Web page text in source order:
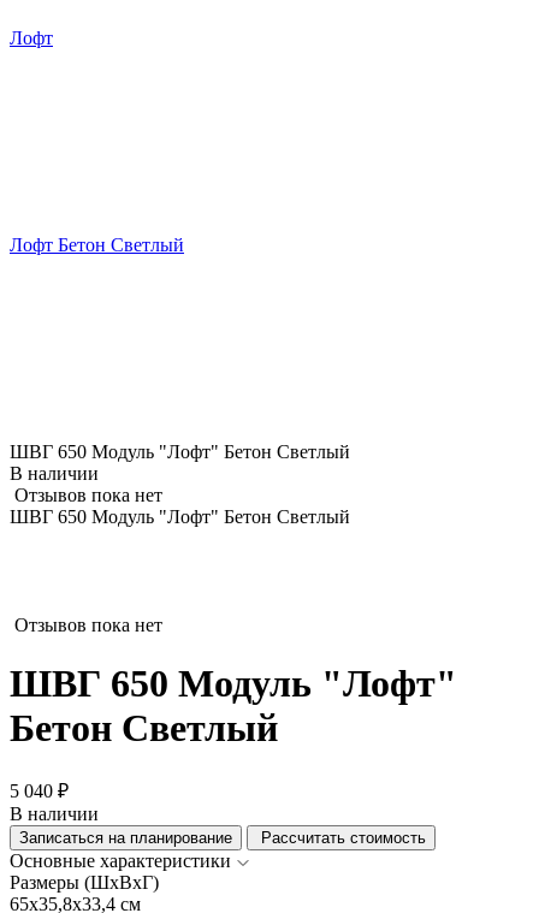
Лофт
Лофт Бетон Светлый
ШВГ 650 Модуль "Лофт" Бетон Светлый
В наличии
Отзывов пока нет
ШВГ 650 Модуль "Лофт" Бетон Светлый
Отзывов пока нет
ШВГ 650 Модуль "Лофт"
Бетон Светлый
5 040 ₽
В наличии
Записаться на планирование Рассчитать стоимость
Основные характеристики
Размеры (ШхВхГ)
65x35,8x33,4 см